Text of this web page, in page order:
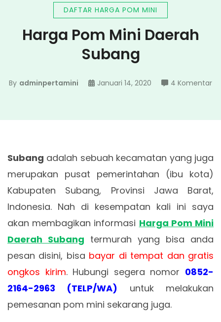
DAFTAR HARGA POM MINI
Harga Pom Mini Daerah
Subang
By adminpertamini Januari 14, 2020 4 Komentar
Subang adalah sebuah kecamatan yang juga
merupakan pusat pemerintahan (ibu kota)
Kabupaten Subang, Provinsi Jawa Barat,
Indonesia. Nah di kesempatan kali ini saya
akan membagikan informasi Harga Pom Mini
Daerah Subang termurah yang bisa anda
pesan disini, bisa bayar di tempat dan gratis
ongkos kirim. Hubungi segera nomor 0852-
2164-2963 (TELP/WA) untuk melakukan
pemesanan pom mini sekarang juga.